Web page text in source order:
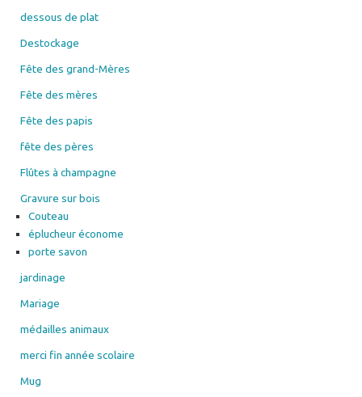
dessous de plat
Destockage
Fête des grand-Mères
Fête des mères
Fête des papis
fête des pères
Flûtes à champagne
Gravure sur bois
Couteau
éplucheur économe
porte savon
jardinage
Mariage
médailles animaux
merci fin année scolaire
Mug